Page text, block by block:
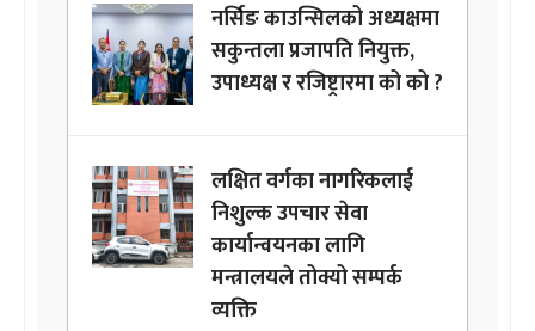
नर्सिङ काउन्सिलको अध्यक्षमा
सकुन्तला प्रजापति नियुक्त,
उपाध्यक्ष र रजिष्ट्रारमा को को ?
लक्षित वर्गका नागरिकलाई
निशुल्क उपचार सेवा
कार्यान्वयनका लागि
मन्त्रालयले तोक्यो सम्पर्क
व्यक्ति